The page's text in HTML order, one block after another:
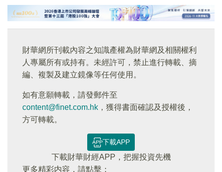
財華網所刊載內容之知識產權為財華網及相關權利
人專屬所有或持有。未經許可，禁止進行轉載、摘
編、複製及建立鏡像等任何使用。
如有意願轉載，請發郵件至
content@finet.com.hk ，獲得書面確認及授權後，
方可轉載。
下載APP
下載財華財經APP，把握投資先機
更多精彩内容，請點擊：